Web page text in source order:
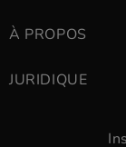
À PROPOS
JURIDIQUE